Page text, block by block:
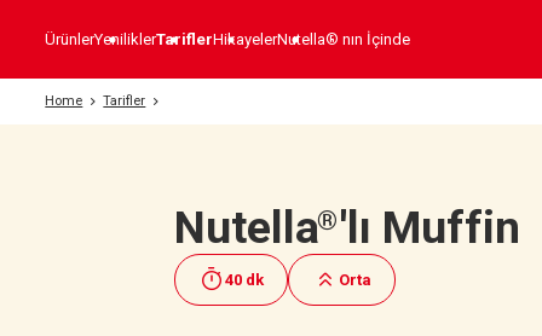
ÜrünlerYeniliklerTariflerHikayelerNutella® nın İçinde
Home Tarifler
Nutella®'lı Muffin
40 dk Orta